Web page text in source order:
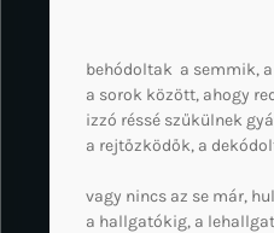
behódoltak a semmik,
a sorok között, ahogy
izzó réssé szűkülnek
a rejtőzködők, a
vagy nincs az se már,
a hallgatókig, a